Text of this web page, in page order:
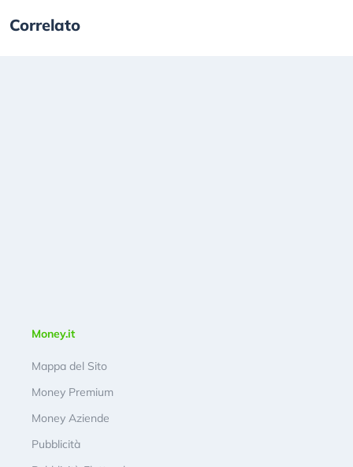
Correlato
Money.it
Mappa del Sito
Money Premium
Money Aziende
Pubblicità